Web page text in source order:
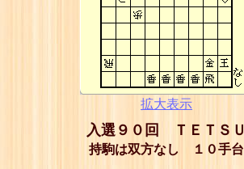
拡大表示
入選９０回 ＴＥＴＳＵ
持駒は双方なし １０手台